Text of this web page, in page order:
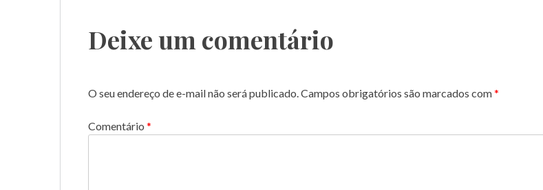
Deixe um comentário
O seu endereço de e-mail não será publicado.Campos obrigatórios são marcados com*
Comentário *